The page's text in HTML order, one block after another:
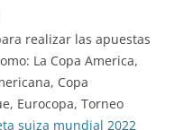
realizar las apuestas
La Copa America,
Copa
Eurocopa, Torneo
suiza mundial 2022